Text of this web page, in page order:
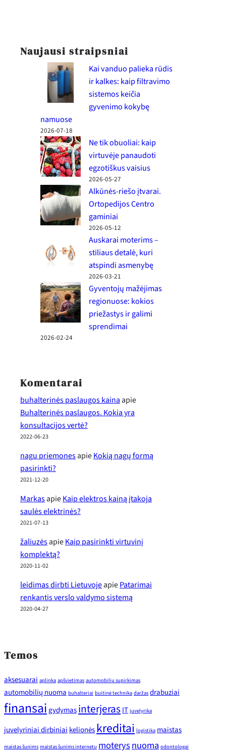
Naujausi straipsniai
Kai vanduo palieka rūdis
ir kalkes: kaip filtravimo
sistemos keičia
gyvenimo kokybę
namuose
2026-07-18
Ne tik obuoliai: kaip
virtuvėje panaudoti
egzotiškus vaisius
2026-05-27
Alkūnės-riešo įtvarai.
Ortopedijos Centro
gaminiai
2026-05-12
Auskarai moterims –
stiliaus detalė, kuri
atspindi asmenybę
2026-03-21
Gyventojų mažėjimas
regionuose: kokios
priežastys ir galimi
sprendimai
2026-02-24
Komentarai
buhalterinės paslaugos kainaapie
Buhalterinės paslaugos. Kokia yra
konsultacijos vertė?
2022-06-23
nagu priemonesapieKokią nagų formą
pasirinkti?
2021-12-20
MarkasapieKaip elektros kainą įtakoja
saulės elektrinės?
2021-07-13
žaliuzėsapieKaip pasirinkti virtuvinį
komplektą?
2020-11-02
leidimas dirbti LietuvojeapiePatarimai
renkantis verslo valdymo sistemą
2020-04-27
Temos
aksesuarai aplinka apšvietimas automobiliu supirkimas
automobilių nuoma buhalteriai buitinė technika daržas drabuziai
finansai gydymasinterjerasIT juvelyrika
juvelyriniai dirbiniai kelionės kreditai logistika maistas
maistas šunims maistas šunims internetu moterysnuoma odontologai